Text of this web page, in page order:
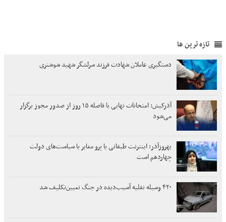
تازه ترین ها
دستگیری عاملان شهادت فرزند سرلشگر شهید شوشتری
آذرکیش: امتحانات نهایی با فاصله ۱۵ روز از صدور مجوز برگزار
می‌شود
بهروزآذر: اینترنت طبقاتی یا پرو مغایر با سیاست‌های دولت
چهاردهم است
۴۲۰ وسیله نقلیه آسیب‌دیده در جنگ تعیین‌تکلیف شد